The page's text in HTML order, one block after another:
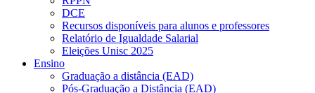
DCE
Recursos disponíveis para alunos e professores
Relatório de Igualdade Salarial
Eleições Unisc 2025
Ensino
Graduação a distância (EAD)
Pós-Graduação a Distância (EAD)